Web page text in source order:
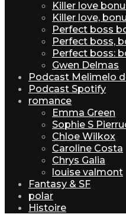
Killer love
Killer love,
Perfect boss
Perfect boss,
Perfect boss:
Gwen Delmas
Podcast Melimelo
Podcast Spotify
romance
Emma Green
Sophie S
Chloe Wilkox
Caroline Costa
Chrys Galia
louise valmont
Fantasy & SF
polar
Histoire